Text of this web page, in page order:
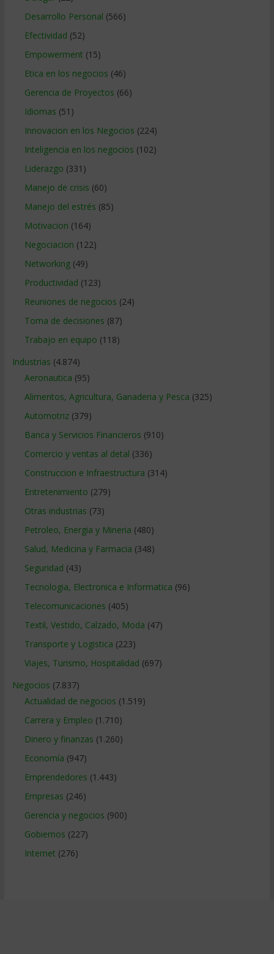
Desarrollo Personal (566)
Efectividad (52)
Empowerment (15)
Etica en los negocios (46)
Gerencia de Proyectos (66)
Idiomas (51)
Innovacion en los Negocios (224)
Inteligencia en los negocios (102)
Liderazgo (331)
Manejo de crisis (60)
Manejo del estrés (85)
Motivacion (164)
Negociacion (122)
Networking(49)
Productividad (123)
Reuniones de negocios (24)
Toma de decisiones (87)
Trabajo en equipo (118)
Industrias (4.874)
Aeronautica (95)
Alimentos, Agricultura, Ganaderia y Pesca (325)
Automotriz(379)
Banca y Servicios Financieros (910)
Comercio y ventas al detal (336)
Construccion e Infraestructura (314)
Entretenimiento (279)
Otras industrias (73)
Petroleo, Energia y Mineria (480)
Salud, Medicina y Farmacia (348)
Seguridad (43)
Tecnologia, Electronica e Informatica (96)
Telecomunicaciones (405)
Textil, Vestido, Calzado, Moda (47)
Transporte y Logistica (223)
Viajes, Turismo, Hospitalidad (697)
Negocios (7.837)
Actualidad de negocios (1.519)
Carrera y Empleo (1.710)
Dinero y finanzas (1.260)
Economía (947)
Emprendedores (1.443)
Empresas (246)
Gerencia y negocios (900)
Gobiernos (227)
Internet (276)